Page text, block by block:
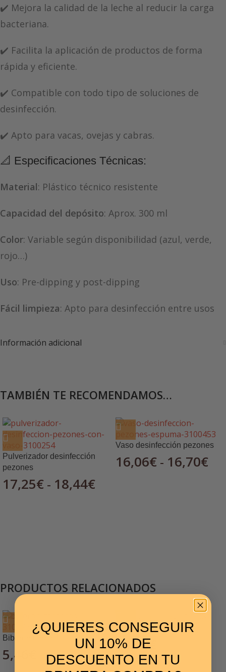
✔️ Mejora la calidad de la leche al reducir la carga
bacteriana.
✔️ Facilita la aplicación de productos de forma
rápida y eficiente.
✔️ Compatible con todo tipo de soluciones de
desinfección.
✔️ Apto para vacas, ovejas y cabras.
📐 Especificaciones Técnicas:
Material: Plástico técnico resistente
Capacidad del depósito: Aprox. 300 ml
Color: Variable según disponibilidad (azul, verde,
rojo…)
Uso: Pre-dipping y post-dipping
Fácil limpieza: Apto para desinfección entre usos
Información adicional
TAMBIÉN TE RECOMENDAMOS…
Pulverizador desinfección
pezones
17,25€ - 18,44€
Vaso desinfección pezones
16,06€ - 16,70€
PRODUCTOS RELACIONADOS
Biberón terneros 1l
5,46
Cortacolmillos
13,90€
¿QUIERES CONSEGUIR
UN 10% DE
DESCUENTO EN TU